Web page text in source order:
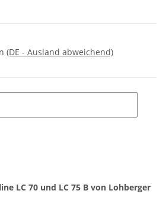
(DE - Ausland abweichend)
LC 70 und LC 75 B von Lohberger